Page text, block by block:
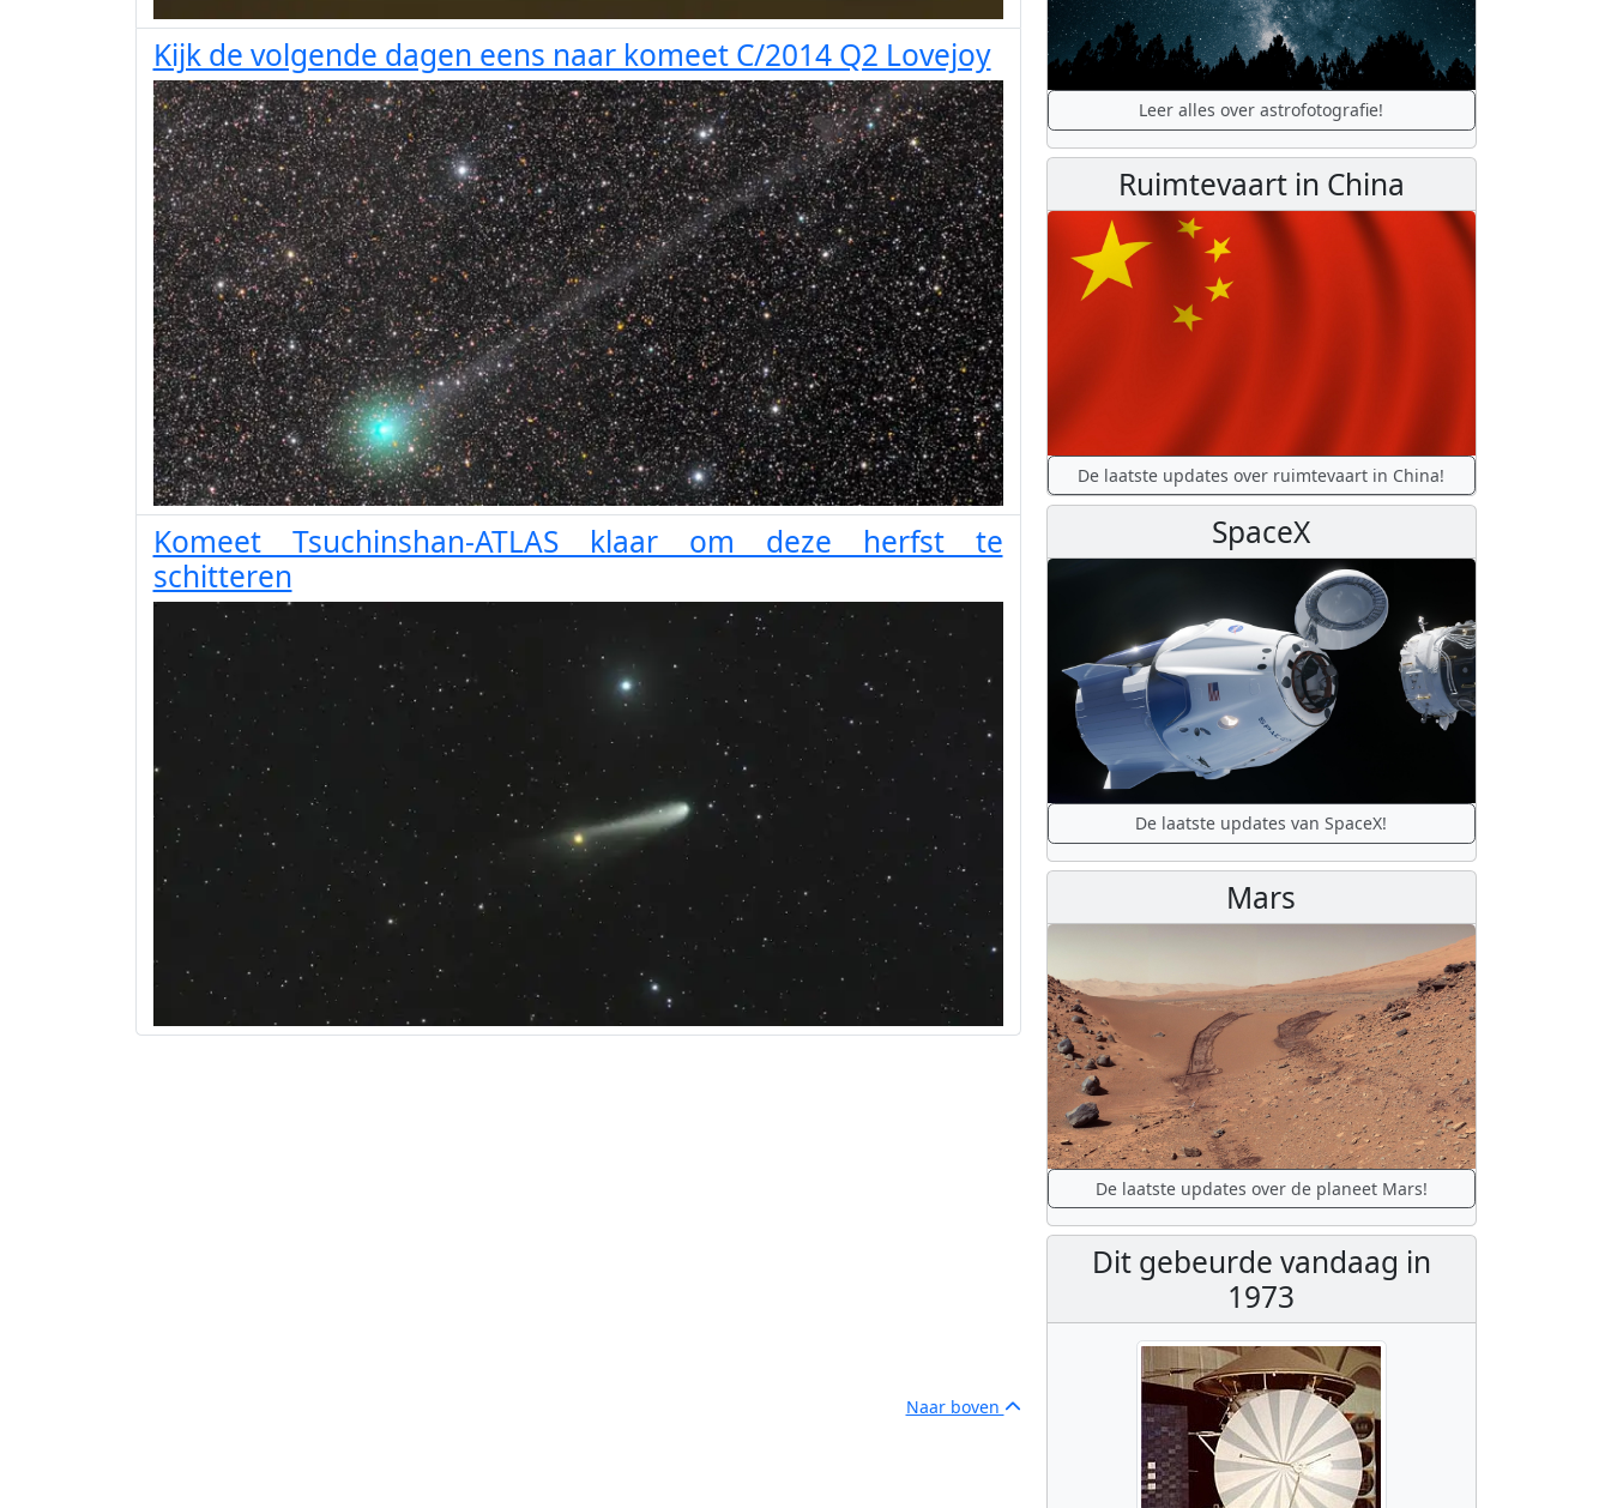
Kijk de volgende dagen eens naar komeet C/2014 Q2 Lovejoy
Komeet Tsuchinshan-ATLAS klaar om deze herfst te
schitteren
Naar boven
Leer alles over astrofotografie!
Ruimtevaart in China
De laatste updates over ruimtevaart in China!
SpaceX
De laatste updates van SpaceX!
Mars
De laatste updates over de planeet Mars!
Dit gebeurde vandaag in
1973